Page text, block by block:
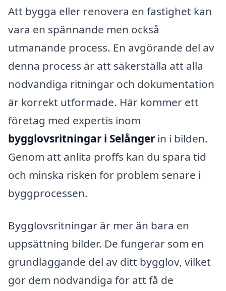
Att bygga eller renovera en fastighet kan
vara en spännande men också
utmanande process. En avgörande del av
denna process är att säkerställa att alla
nödvändiga ritningar och dokumentation
är korrekt utformade. Här kommer ett
företag med expertis inom
bygglovsritningar i Selånger in i bilden.
Genom att anlita proffs kan du spara tid
och minska risken för problem senare i
byggprocessen.
Bygglovsritningar är mer än bara en
uppsättning bilder. De fungerar som en
grundläggande del av ditt bygglov, vilket
gör dem nödvändiga för att få de